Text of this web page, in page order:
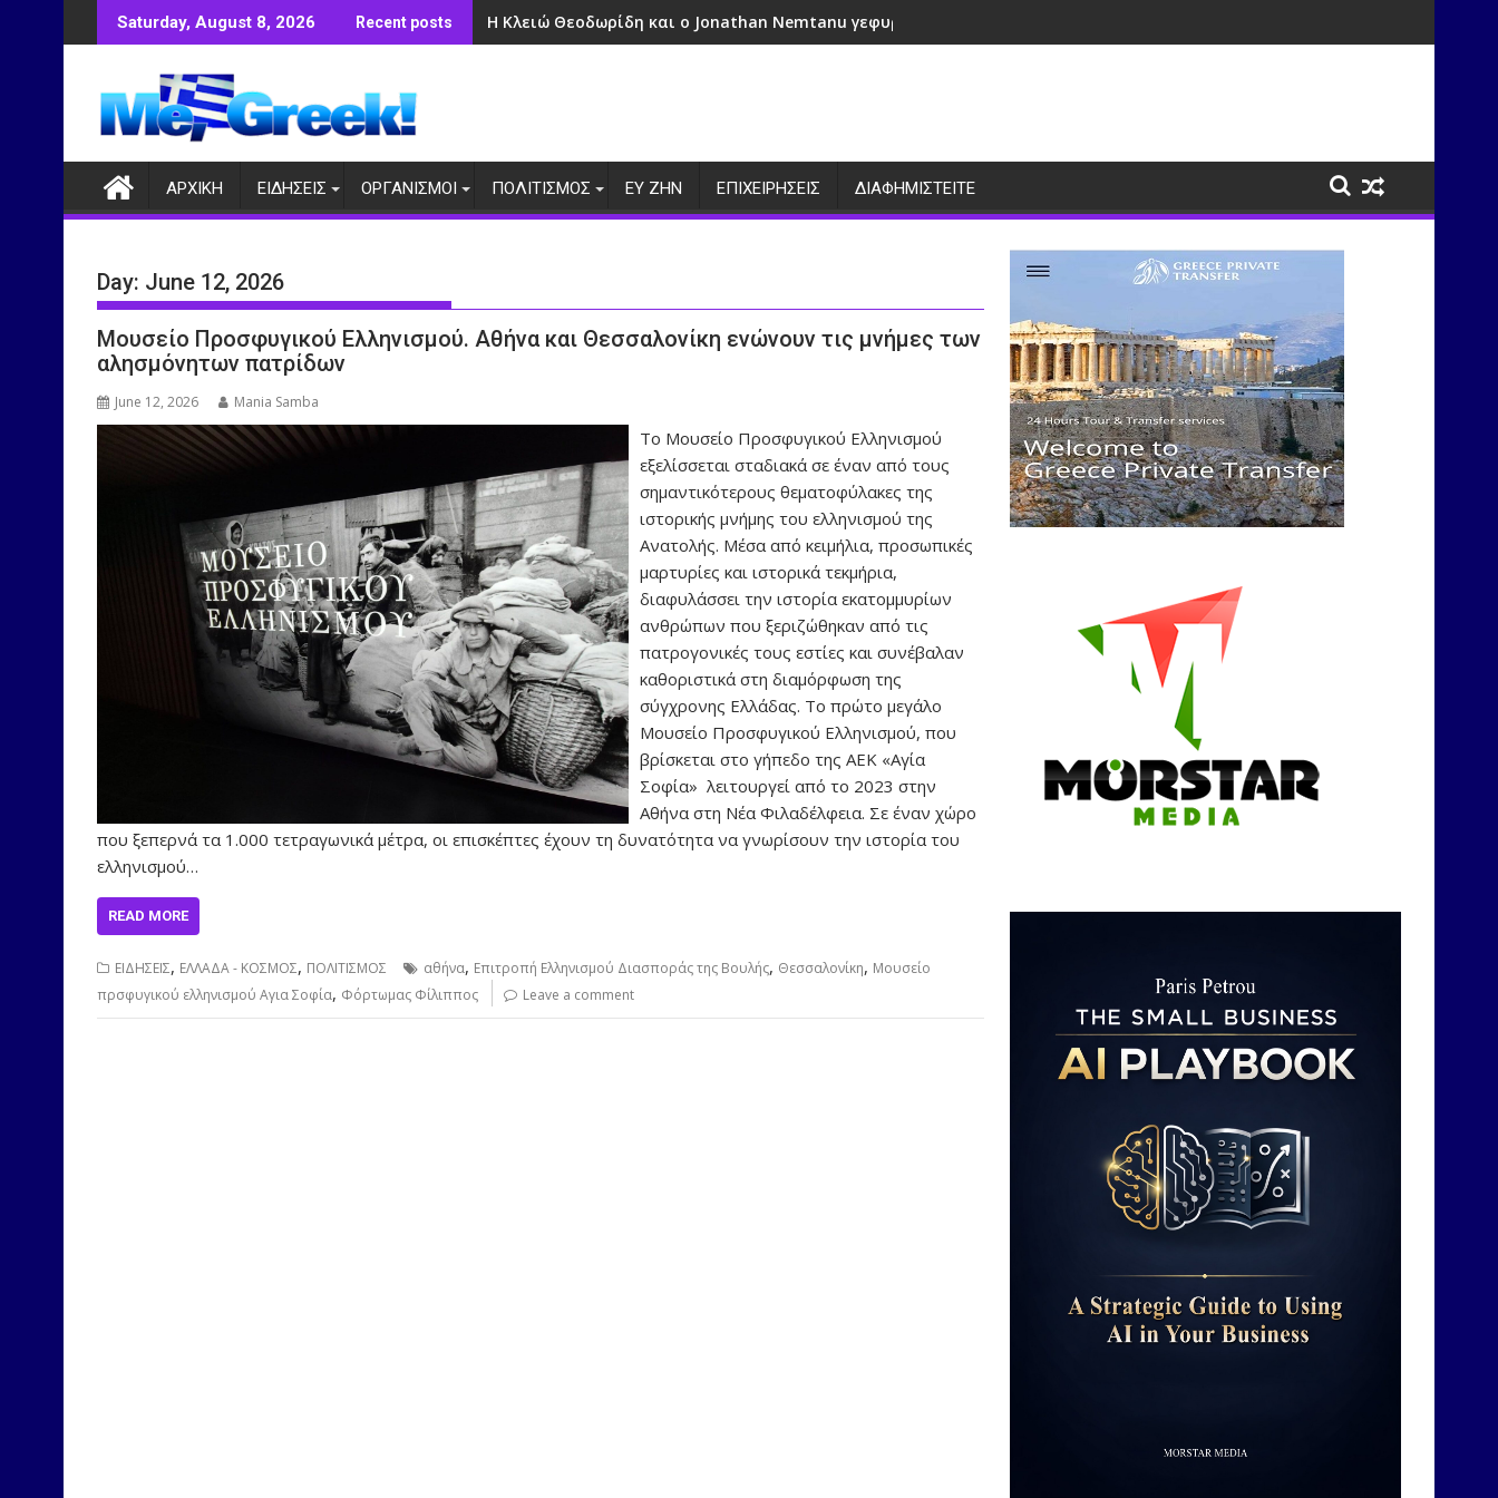
to
Saturday, August 8, 2026 Recent posts Η Κλειώ Θεοδωρίδη και ο Jonathan Nemtanu γεφυρώνουν πολιτισμούς μέσα από τη μουσική
ΑΡΧΙΚΗ ΕΙΔΗΣΕΙΣ ΟΡΓΑΝΙΣΜΟΙ ΠΟΛΙΤΙΣΜΟΣ ΕΥ ΖΗΝ ΕΠΙΧΕΙΡΗΣΕΙΣ ΔΙΑΦΗΜΙΣΤΕΙΤΕ
Day: June 12, 2026
Μουσείο Προσφυγικού Ελληνισμού. Αθήνα και Θεσσαλονίκη ενώνουν τις μνήμες των
αλησμόνητων πατρίδων
June 12, 2026 Mania Samba
Το Μουσείο Προσφυγικού Ελληνισμού
εξελίσσεται σταδιακά σε έναν από τους
σημαντικότερους θεματοφύλακες της
ιστορικής μνήμης του ελληνισμού της
Ανατολής. Μέσα από κειμήλια, προσωπικές
μαρτυρίες και ιστορικά τεκμήρια,
διαφυλάσσει την ιστορία εκατομμυρίων
ανθρώπων που ξεριζώθηκαν από τις
πατρογονικές τους εστίες και συνέβαλαν
καθοριστικά στη διαμόρφωση της
σύγχρονης Ελλάδας. Το πρώτο μεγάλο
Μουσείο Προσφυγικού Ελληνισμού, που
βρίσκεται στο γήπεδο της ΑΕΚ «Αγία
Σοφία» λειτουργεί από το 2023 στην
Αθήνα στη Νέα Φιλαδέλφεια. Σε έναν χώρο
που ξεπερνά τα 1.000 τετραγωνικά μέτρα, οι επισκέπτες έχουν τη δυνατότητα να γνωρίσουν την ιστορία του
ελληνισμού…
READ MORE
ΕΙΔΗΣΕΙΣ, ΕΛΛΑΔΑ - ΚΟΣΜΟΣ, ΠΟΛΙΤΙΣΜΟΣ αθήνα, Επιτροπή Ελληνισμού Διασποράς της Βουλής, Θεσσαλονίκη, Μουσείο
πρσφυγικού ελληνισμού Αγια Σοφία, Φόρτωμας Φίλιππος Leave a comment